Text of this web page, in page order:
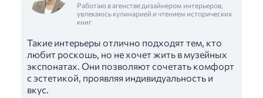
Работаю в агенстве дизайнером интерьеров,
увлекаюсь кулинарией и чтением исторических
книг
Такие интерьеры отлично подходят тем, кто
любит роскошь, но не хочет жить в музейных
экспонатах. Они позволяют сочетать комфорт
с эстетикой, проявляя индивидуальность и
вкус.